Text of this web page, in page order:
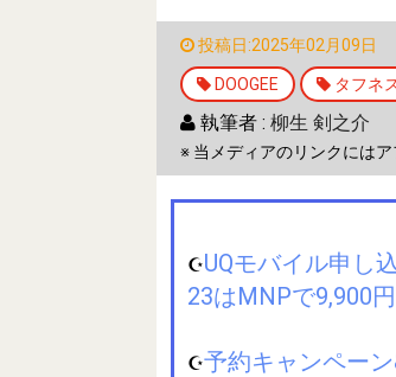
投稿日:2025年02月09日
DOOGEE タフネ
執筆者 : 柳生 剣之介
※ 当メディアのリンクには
☪️UQモバイル申し
23はMNPで9,900円
☪️予約キャンペー